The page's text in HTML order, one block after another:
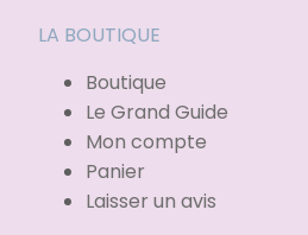
LA BOUTIQUE
Boutique
Le Grand Guide
Mon compte
Panier
Laisser un avis